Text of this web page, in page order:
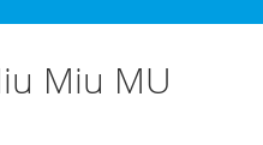
Miu MU